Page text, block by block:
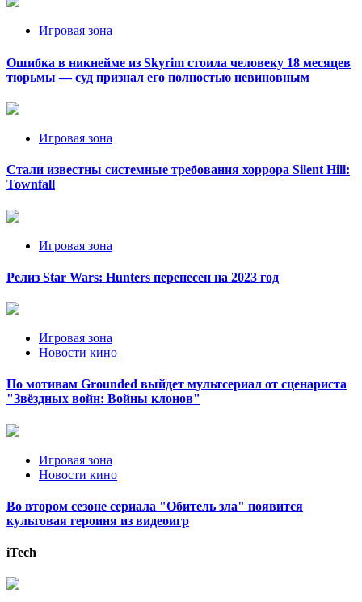
Игровая зона
Ошибка в никнейме из Skyrim стоила человеку 18 месяцев
тюрьмы — суд признал его полностью невиновным
Игровая зона
Стали известны системные требования хоррора Silent Hill:
Townfall
Игровая зона
Релиз Star Wars: Hunters перенесен на 2023 год
Игровая зона
Новости кино
По мотивам Grounded выйдет мультсериал от сценариста
"Звёздных войн: Войны клонов"
Игровая зона
Новости кино
Во втором сезоне сериала "Обитель зла" появится
культовая героиня из видеоигр
iTech